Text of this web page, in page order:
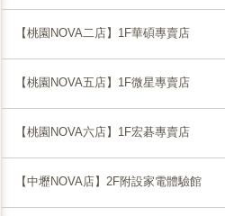
【桃園NOVA二店】1F華碩專賣店
【桃園NOVA五店】1F微星專賣店
【桃園NOVA六店】1F宏碁專賣店
【中壢NOVA店】2F附設家電體驗館